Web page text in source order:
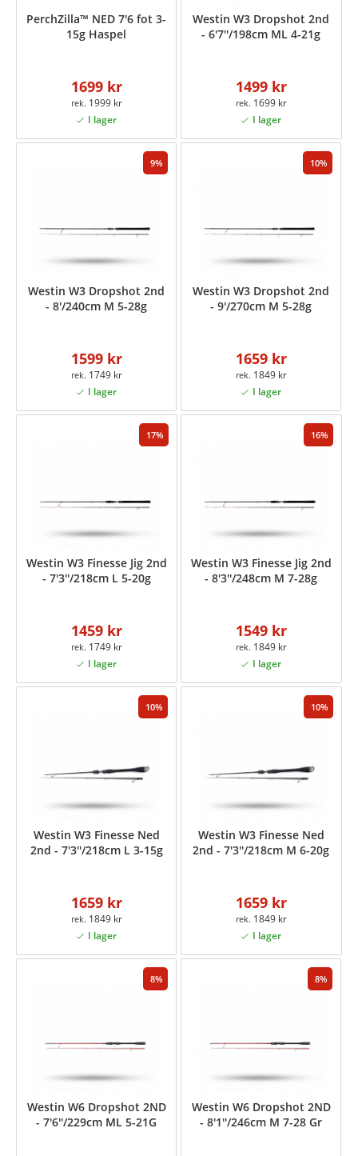
PerchZilla™ NED 7'6 fot 3-
15g Haspel
1699 kr
1999 kr
Westin W3 Dropshot 2nd
- 6'7''/198cm ML 4-21g
1499 kr
1699 kr
9
Westin W3 Dropshot 2nd
- 8'/240cm M 5-28g
1599 kr
1749 kr
10
Westin W3 Dropshot 2nd
- 9'/270cm M 5-28g
1659 kr
1849 kr
17
Westin W3 Finesse Jig 2nd
- 7'3''/218cm L 5-20g
1459 kr
1749 kr
16
Westin W3 Finesse Jig 2nd
- 8'3''/248cm M 7-28g
1549 kr
1849 kr
10
Westin W3 Finesse Ned
2nd - 7'3''/218cm L 3-15g
1659 kr
1849 kr
10
Westin W3 Finesse Ned
2nd - 7'3''/218cm M 6-20g
1659 kr
1849 kr
8
Westin W6 Dropshot 2ND
- 7'6''/229cm ML 5-21G
8
Westin W6 Dropshot 2ND
- 8'1''/246cm M 7-28 Gr